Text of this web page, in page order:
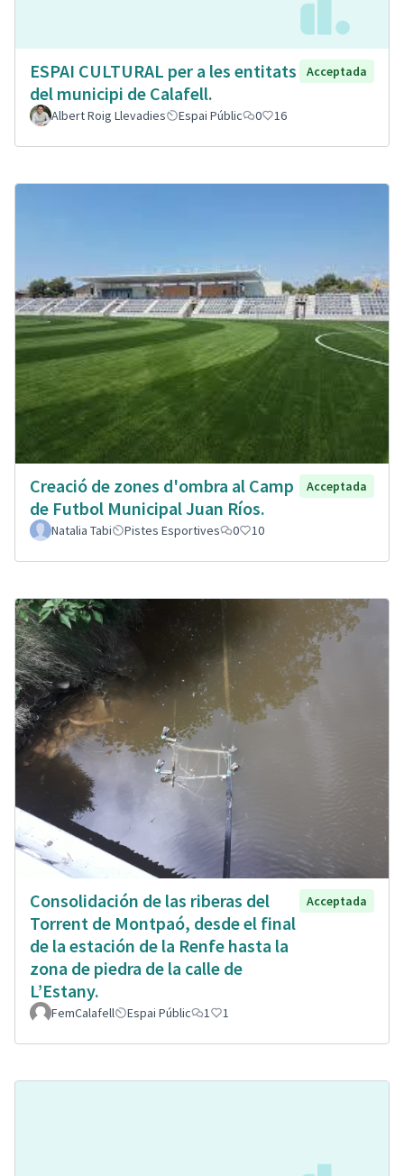
ESPAI CULTURAL per a les entitats
del municipi de Calafell.
Acceptada
Albert Roig Llevadies Espai Públic 0 16
Creació de zones d'ombra al Camp
de Futbol Municipal Juan Ríos.
Acceptada
Natalia Tabi Pistes Esportives 0 10
Consolidación de las riberas del
Torrent de Montpaó, desde el final
de la estación de la Renfe hasta la
zona de piedra de la calle de
L’Estany.
Acceptada
FemCalafell Espai Públic 1 1